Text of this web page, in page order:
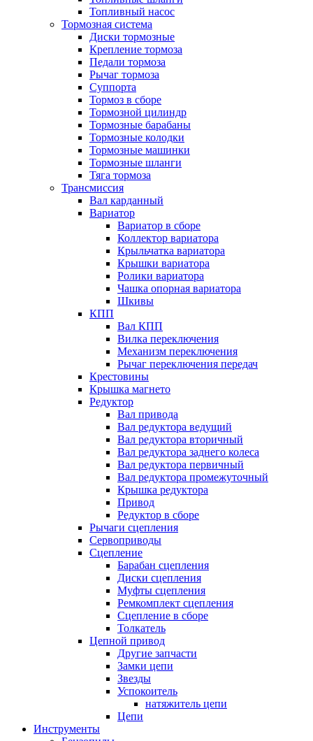
Топливный насос
Тормозная система
Диски тормозные
Крепление тормоза
Педали тормоза
Рычаг тормоза
Суппорта
Тормоз в сборе
Тормозной цилиндр
Тормозные барабаны
Тормозные колодки
Тормозные машинки
Тормозные шланги
Тяга тормоза
Трансмиссия
Вал карданный
Вариатор
Вариатор в сборе
Коллектор вариатора
Крыльчатка вариатора
Крышки вариатора
Ролики вариатора
Чашка опорная вариатора
Шкивы
КПП
Вал КПП
Вилка переключения
Механизм переключения
Рычаг переключения передач
Крестовины
Крышка магнето
Редуктор
Вал привода
Вал редуктора ведущий
Вал редуктора вторичный
Вал редуктора заднего колеса
Вал редуктора первичный
Вал редуктора промежуточный
Крышка редуктора
Привод
Редуктор в сборе
Рычаги сцепления
Сервоприводы
Сцепление
Барабан сцепления
Диски сцепления
Муфты сцепления
Ремкомплект сцепления
Сцепление в сборе
Толкатель
Цепной привод
Другие запчасти
Замки цепи
Звезды
Успокоитель
натяжитель цепи
Цепи
Инструменты